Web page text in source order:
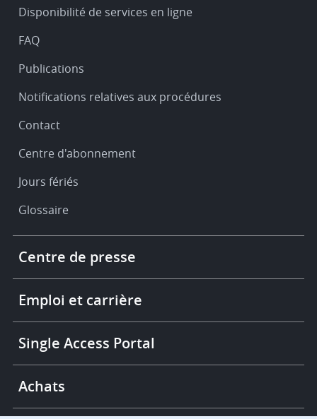
support
Disponibilité de services en ligne
FAQ
Publications
Notifications relatives aux procédures
Contact
Centre d'abonnement
Jours fériés
Glossaire
More
links
Centre de presse
Emploi et carrière
Single Access Portal
Achats